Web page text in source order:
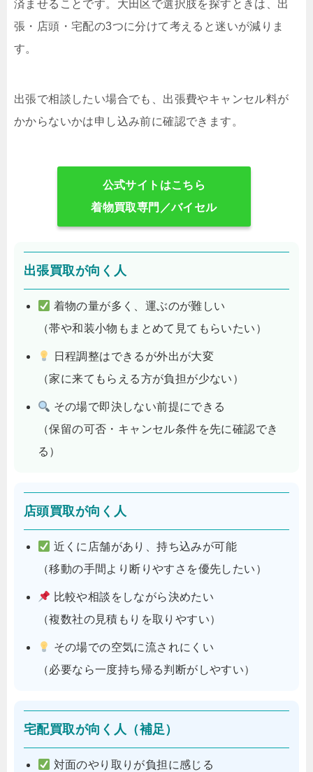
済ませることです。大田区で選択肢を探すときは、出
張・店頭・宅配の3つに分けて考えると迷いが減りま
す。
出張で相談したい場合でも、出張費やキャンセル料が
かからないかは申し込み前に確認できます。
公式サイトはこちら
着物買取専門／バイセル
出張買取が向く人
着物の量が多く、運ぶのが難しい
（帯や和装小物もまとめて見てもらいたい）
日程調整はできるが外出が大変
（家に来てもらえる方が負担が少ない）
その場で即決しない前提にできる
（保留の可否・キャンセル条件を先に確認でき
る）
店頭買取が向く人
近くに店舗があり、持ち込みが可能
（移動の手間より断りやすさを優先したい）
比較や相談をしながら決めたい
（複数社の見積もりを取りやすい）
その場での空気に流されにくい
（必要なら一度持ち帰る判断がしやすい）
宅配買取が向く人（補足）
対面のやり取りが負担に感じる